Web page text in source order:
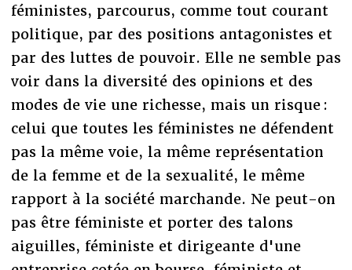
féministes, parcourus, comme tout courant
politique, par des positions antagonistes et
par des luttes de pouvoir. Elle ne semble pas
voir dans la diversité des opinions et des
modes de vie une richesse, mais un risque :
celui que toutes les féministes ne défendent
pas la même voie, la même représentation
de la femme et de la sexualité, le même
rapport à la société marchande. Ne peut-on
pas être féministe et porter des talons
aiguilles, féministe et dirigeante d'une